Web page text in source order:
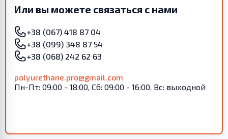
Или вы можете связаться с нами
+38 (067) 418 87 04
+38 (099) 348 87 54
+38 (068) 242 62 63
polyurethane.pro@gmail.com
Пн-Пт: 09:00 - 18:00, Сб: 09:00 - 16:00, Вс: выходной